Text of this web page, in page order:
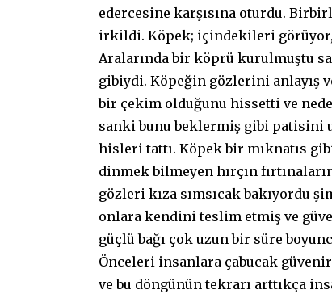
edercesine karşısına oturdu.
irkildi. Köpek; içindekileri görüyor,
Aralarında bir köprü kurulmuştu
gibiydi. Köpeğin gözlerini anlayış
bir çekim olduğunu hissetti ve
sanki bunu beklermiş gibi patisini
hisleri tattı. Köpek bir mıknatıs
dinmek bilmeyen hırçın
gözleri kıza sımsıcak bakıyordu
onlara kendini teslim etmiş ve
güçlü bağı çok uzun bir süre
Önceleri insanlara çabucak
ve bu döngünün tekrarı arttıkça